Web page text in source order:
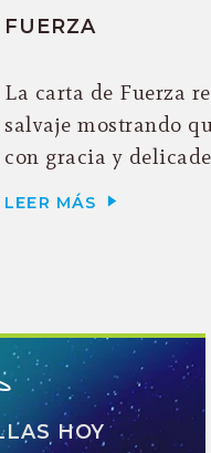
FUERZA
La carta de Fuerza
salvaje mostrando
con gracia y
LEER MÁS
HOY